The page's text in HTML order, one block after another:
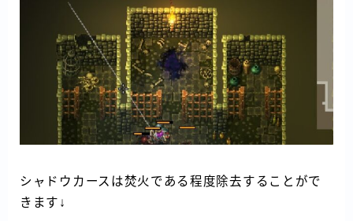
シャドウカースは焚火である程度除去することがで
きます↓